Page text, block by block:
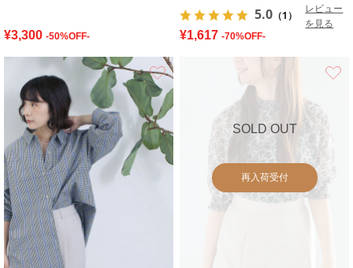
¥3,300 -50%OFF-
5.0 （1）
レビュー
を見る
¥1,617 -70%OFF-
お気に入り
SOLD OUT
再入荷受付